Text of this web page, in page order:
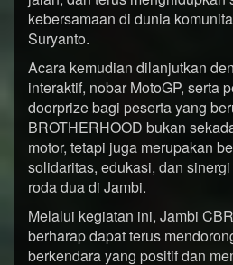
kebersamaan di dunia
Suryanto.
Acara kemudian dilanjutkan
interaktif, nobar MotoGP, serta
doorprize bagi peserta yang
BROTHERHOOD bukan
motor, tetapi juga merupakan
solidaritas, edukasi, dan
roda dua di Jambi.
Melalui kegiatan ini, Jambi
berharap dapat terus
berkendara yang positif dan